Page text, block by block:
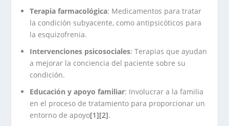
Terapia farmacológica: Medicamentos para tratar
la condición subyacente, como antipsicóticos para
la esquizofrenia.
Intervenciones psicosociales: Terapias que ayudan
a mejorar la conciencia del paciente sobre su
condición.
Educación y apoyo familiar: Involucrar a la familia
en el proceso de tratamiento para proporcionar un
entorno de apoyo[1][2].